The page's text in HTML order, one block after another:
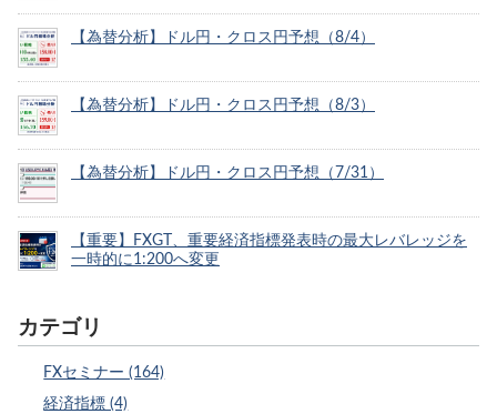
【為替分析】ドル円・クロス円予想（8/4）
【為替分析】ドル円・クロス円予想（8/3）
【為替分析】ドル円・クロス円予想（7/31）
【重要】FXGT、重要経済指標発表時の最大レバレッジを
一時的に1:200へ変更
カテゴリ
FXセミナー (164)
経済指標 (4)